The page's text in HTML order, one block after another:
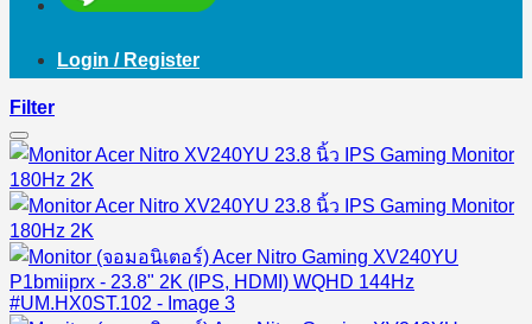
Login / Register
Filter